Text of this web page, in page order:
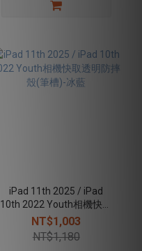
iPad 11th 2025 / iPad
10th 2022 Youth相機快取
透明防摔殼(筆槽)-冰藍
NT$1,003
NT$1,180